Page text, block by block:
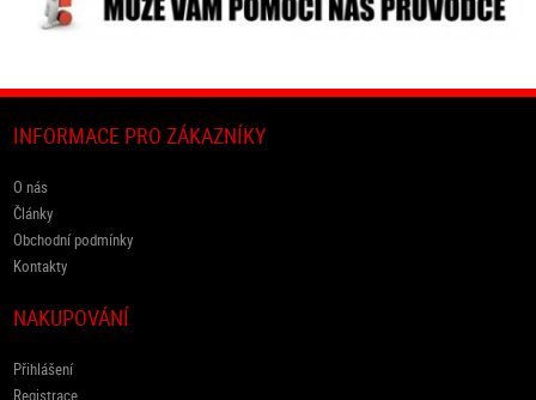
INFORMACE PRO ZÁKAZNÍKY
O nás
Články
Obchodní podmínky
Kontakty
NAKUPOVÁNÍ
Přihlášení
Registrace